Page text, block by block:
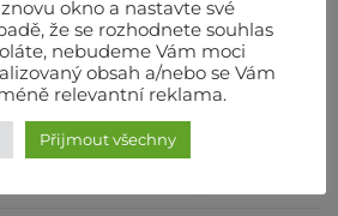
230/50 V/Hz
okno a nastavte své
že se rozhodnete souhlas
nebudeme Vám moci
obsah a/nebo se Vám
relevantní reklama.
Přijmout všechny